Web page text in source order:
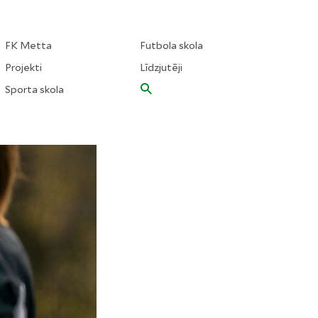
FK Metta
Projekti
Sporta skola
Futbola skola
Līdzjutēji